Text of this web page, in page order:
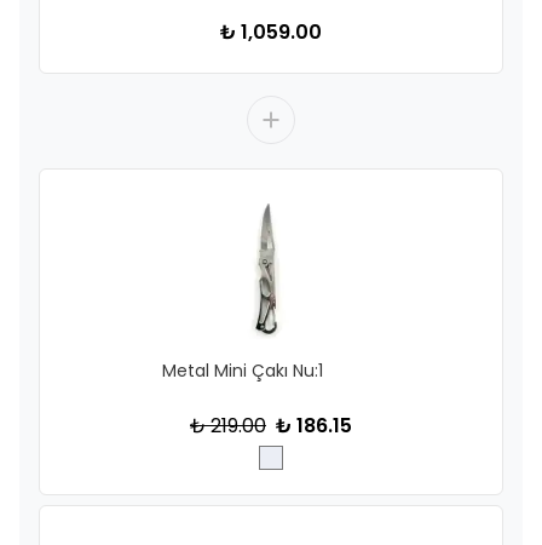
₺ 1,059.00
Metal Mini Çakı Nu:1
₺ 219.00 ₺ 186.15